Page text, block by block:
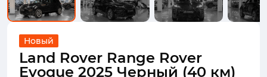
Новый
Land Rover Range Rover
Evoque 2025 Черный (40 км)